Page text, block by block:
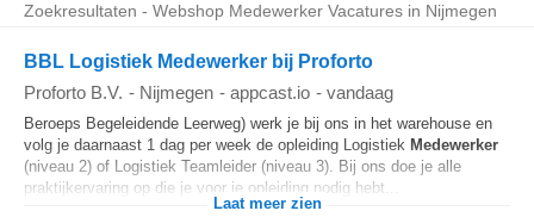
Zoekresultaten - Webshop Medewerker Vacatures in Nijmegen
BBL Logistiek Medewerker bij Proforto
Proforto B.V. - Nijmegen - appcast.io - vandaag
Beroeps Begeleidende Leerweg) werk je bij ons in het warehouse en
volg je daarnaast 1 dag per week de opleiding Logistiek Medewerker
(niveau 2) of Logistiek Teamleider (niveau 3). Bij ons doe je alle
praktijkervaring op die je voor je opleiding nodig hebt...
Laat meer zien